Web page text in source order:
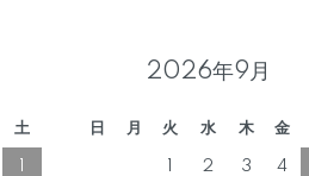
土
2026年9月
日 月 火 水 木 金
2 3 4